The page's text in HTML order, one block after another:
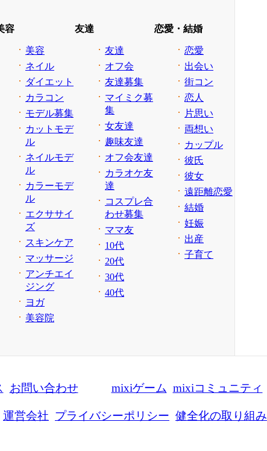
容
美容
ネイル
ダイエット
カラコン
モデル募集
カットモデ
ル
ネイルモデ
ル
カラーモデ
ル
エクササイ
ズ
スキンケア
マッサージ
アンチエイ
ジング
ヨガ
美容院
友達
友達
オフ会
友達募集
マイミク募
集
女友達
趣味友達
オフ会友達
カラオケ友
達
コスプレ合
わせ募集
ママ友
10代
20代
30代
40代
恋愛・結婚
恋愛
出会い
街コン
恋人
片思い
両想い
カップル
彼氏
彼女
遠距離恋愛
結婚
妊娠
出産
子育て
お問い合わせ mixiゲーム mixiコミュニティ
運営会社 プライバシーポリシー 健全化の取り組み